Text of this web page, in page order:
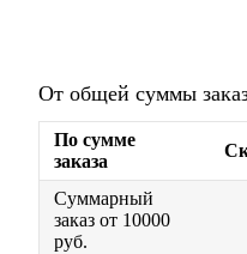
От общей суммы
По сумме
заказа
Суммарный
заказ от 10000
руб.